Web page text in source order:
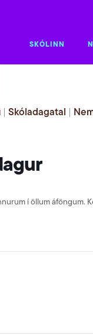
SKÓLINN
Skóladagatal
í öllum áföngum.